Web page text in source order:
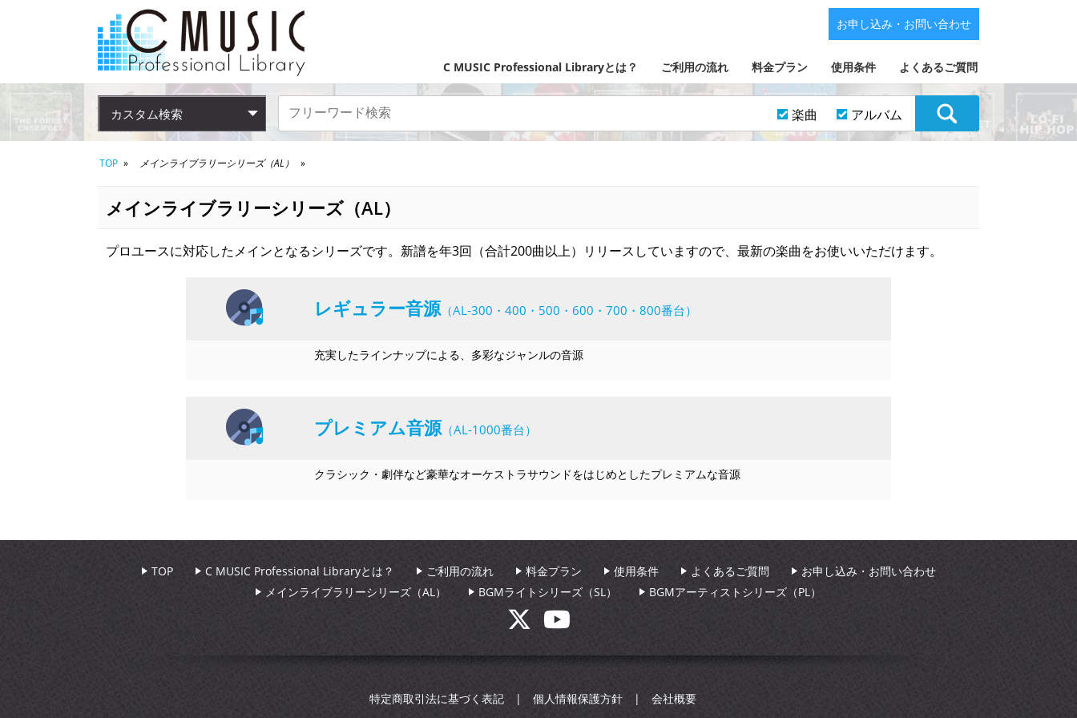
C MUSIC Professional Libraryとは？ ご利用の流れ 料金プラン 使用条件 よくあるご質問
お申し込み・お問い合わせ
カスタム検索 楽曲 アルバム
TOP メインライブラリーシリーズ（AL）
メインライブラリーシリーズ（AL）
プロユースに対応したメインとなるシリーズです。新譜を年3回（合計200曲以上）リリースしていますので、最新の楽曲をお使いいただけます。
レギュラー音源 （AL-300・400・500・600・700・800番台）
充実したラインナップによる、多彩なジャンルの音源
プレミアム音源 （AL-1000番台）
クラシック・劇伴など豪華なオーケストラサウンドをはじめとしたプレミアムな音源
TOP C MUSIC Professional Libraryとは？ ご利用の流れ 料金プラン 使用条件 よくあるご質問
お申し込み・お問い合わせ
メインライブラリーシリーズ（AL）
BGMライトシリーズ（SL） BGMアーティストシリーズ（PL）
特定商取引法に基づく表記 個人情報保護方針 会社概要